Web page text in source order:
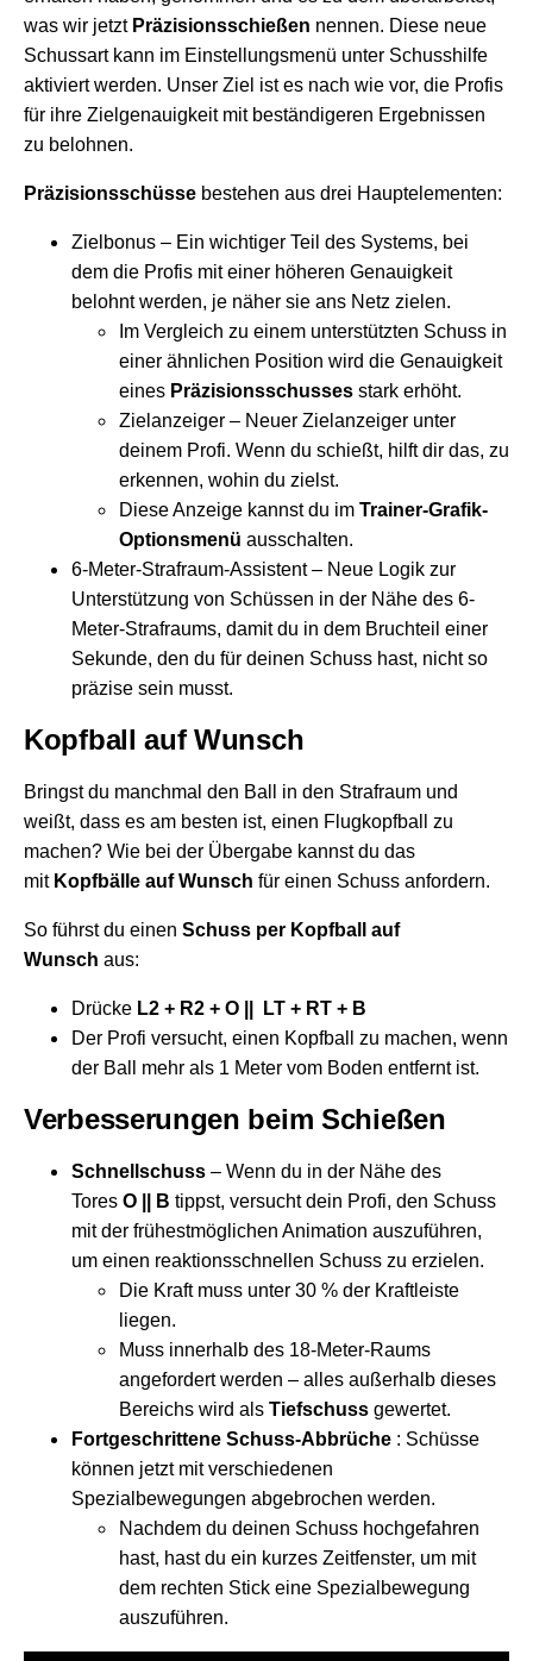
was wir jetzt Präzisionsschießen nennen. Diese neue
Schussart kann im Einstellungsmenü unter Schusshilfe
aktiviert werden. Unser Ziel ist es nach wie vor, die Profis
für ihre Zielgenauigkeit mit beständigeren Ergebnissen
zu belohnen.
Präzisionsschüsse bestehen aus drei Hauptelementen:
Zielbonus – Ein wichtiger Teil des Systems, bei
dem die Profis mit einer höheren Genauigkeit
belohnt werden, je näher sie ans Netz zielen.
Im Vergleich zu einem unterstützten Schuss in
einer ähnlichen Position wird die Genauigkeit
eines Präzisionsschusses stark erhöht.
Zielanzeiger – Neuer Zielanzeiger unter
deinem Profi. Wenn du schießt, hilft dir das, zu
erkennen, wohin du zielst.
Diese Anzeige kannst du im Trainer-Grafik-
Optionsmenü ausschalten.
6-Meter-Strafraum-Assistent – Neue Logik zur
Unterstützung von Schüssen in der Nähe des 6-
Meter-Strafraums, damit du in dem Bruchteil einer
Sekunde, den du für deinen Schuss hast, nicht so
präzise sein musst.
Kopfball auf Wunsch
Bringst du manchmal den Ball in den Strafraum und
weißt, dass es am besten ist, einen Flugkopfball zu
machen? Wie bei der Übergabe kannst du das
mit Kopfbälle auf Wunsch für einen Schuss anfordern.
So führst du einen Schuss per Kopfball auf
Wunsch aus:
Drücke L2 + R2 + O || LT + RT + B
Der Profi versucht, einen Kopfball zu machen, wenn
der Ball mehr als 1 Meter vom Boden entfernt ist.
Verbesserungen beim Schießen
Schnellschuss – Wenn du in der Nähe des
Tores O || B tippst, versucht dein Profi, den Schuss
mit der frühestmöglichen Animation auszuführen,
um einen reaktionsschnellen Schuss zu erzielen.
Die Kraft muss unter 30 % der Kraftleiste
liegen.
Muss innerhalb des 18-Meter-Raums
angefordert werden – alles außerhalb dieses
Bereichs wird als Tiefschuss gewertet.
Fortgeschrittene Schuss-Abbrüche : Schüsse
können jetzt mit verschiedenen
Spezialbewegungen abgebrochen werden.
Nachdem du deinen Schuss hochgefahren
hast, hast du ein kurzes Zeitfenster, um mit
dem rechten Stick eine Spezialbewegung
auszuführen.